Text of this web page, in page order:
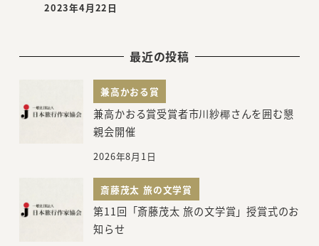
投稿日
2023年4月22日
最近の投稿
兼高かおる賞
兼高かおる賞受賞者市川紗椰さんを囲む懇
親会開催
2026年8月1日
斎藤茂太 旅の文学賞
第11回「斎藤茂太 旅の文学賞」授賞式のお
知らせ